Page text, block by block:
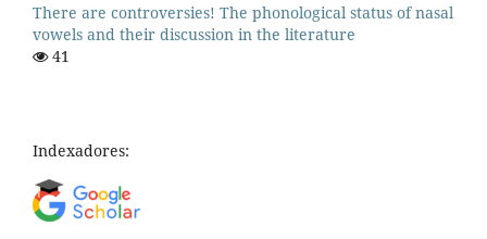
There are controversies! The phonological status of nasal
vowels and their discussion in the literature
41
Indexadores: